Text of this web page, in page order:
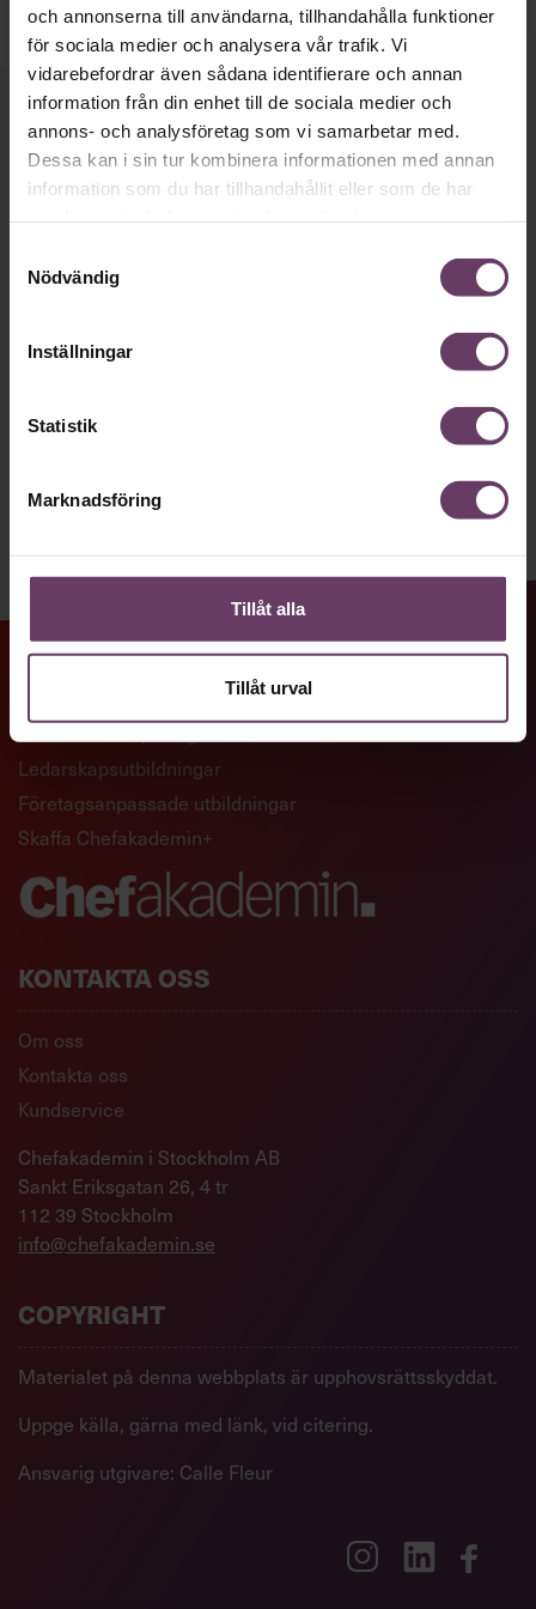
och annonserna till användarna, tillhandahålla funktioner
för sociala medier och analysera vår trafik. Vi
vidarebefordrar även sådana identifierare och annan
information från din enhet till de sociala medier och
annons- och analysföretag som vi samarbetar med.
Dessa kan i sin tur kombinera informationen med annan
information som du har tillhandahållit eller som de har
Nödvändig
Inställningar
Statistik
Marknadsföring
Tillåt alla
Tillåt urval
Håll dig uppdaterad med våra
nyhetsbrev!
Chefakademin. Ledarskapsnytta och
och/eller HR. Missa inget – börja
Ledarskapsutbildningar
Företagsanpassade utbildningar
Skaffa Chefakademin+
KONTAKTA OSS
Om oss
Kontakta oss
Kundservice
Chefakademin i Stockholm AB
Sankt Eriksgatan 26, 4 tr
112 39 Stockholm
info@chefakademin.se
COPYRIGHT
Materialet på denna webbplats är upphovsrättsskyddat.
Uppge källa, gärna med länk, vid citering.
Ansvarig utgivare: Calle Fleur